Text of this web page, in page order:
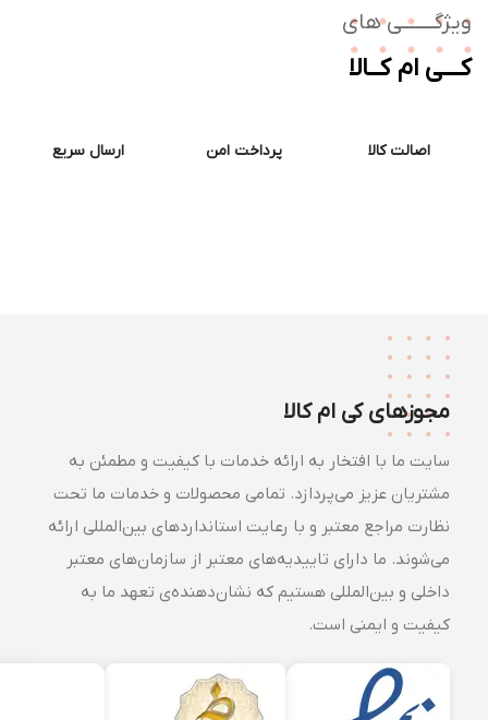
های
ام کــالا
اصالت کالا پرداخت امن ارسال سریع
مجوزهای کی ام کالا
سایت ما با افتخار به ارائه خدمات با کیفیت و مطمئن به
مشتریان عزیز می‌پردازد. تمامی محصولات و خدمات ما تحت
نظارت مراجع معتبر و با رعایت استانداردهای بین‌المللی ارائه
می‌شوند. ما دارای تاییدیه‌های معتبر از سازمان‌های معتبر
داخلی و بین‌المللی هستیم که نشان‌دهنده‌ی تعهد ما به
کیفیت و ایمنی است.